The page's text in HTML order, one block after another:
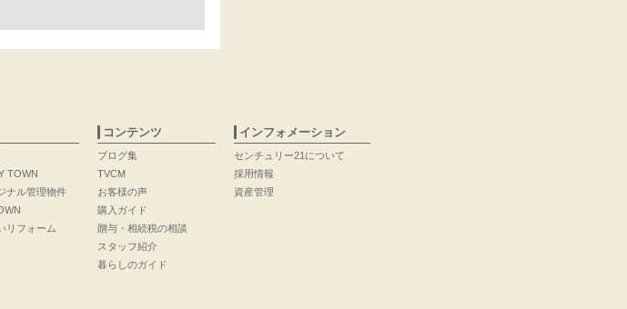
TOWN
ナル管理物件
リフォーム
コンテンツ
ブログ集
TVCM
お客様の声
購入ガイド
贈与・相続税の相談
スタッフ紹介
暮らしのガイド
インフォメーション
センチュリー21について
採用情報
資産管理